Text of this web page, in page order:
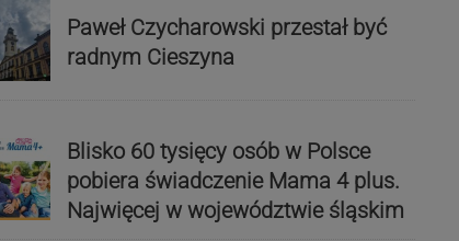
Paweł Czycharowski przestał być
radnym Cieszyna
Blisko 60 tysięcy osób w Polsce
pobiera świadczenie Mama 4 plus.
Najwięcej w województwie śląskim